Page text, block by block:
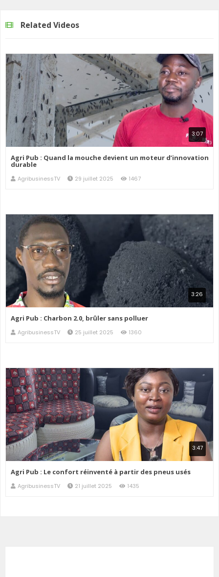
Related Videos
3:07
Agri Pub : Quand la mouche devient un moteur d’innovation
durable
AgribusinessTV 29 juillet 2025 1467
3:26
Agri Pub : Charbon 2.0, brûler sans polluer
AgribusinessTV 25 juillet 2025 1360
3:47
Agri Pub : Le confort réinventé à partir des pneus usés
AgribusinessTV 21 juillet 2025 1435